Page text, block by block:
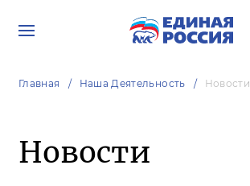
Главная Наша Деятельность Новости
Новости